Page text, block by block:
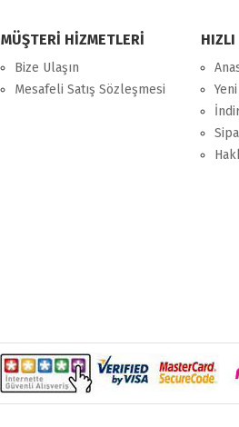
MÜŞTERİ HİZMETLERİ
Bize Ulaşın
Mesafeli Satış Sözleşmesi
HIZLI